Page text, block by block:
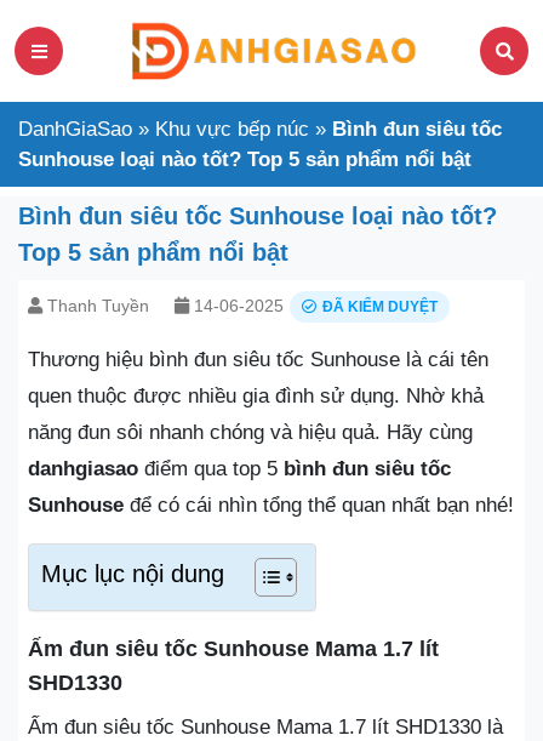
DanhGiaSao » Khu vực bếp núc » Bình đun siêu tốc
Sunhouse loại nào tốt? Top 5 sản phẩm nổi bật
Bình đun siêu tốc Sunhouse loại nào tốt?
Top 5 sản phẩm nổi bật
Thanh Tuyền 14-06-2025 ĐÃ KIỂM DUYỆT
Thương hiệu bình đun siêu tốc Sunhouse là cái tên
quen thuộc được nhiều gia đình sử dụng. Nhờ khả
năng đun sôi nhanh chóng và hiệu quả. Hãy cùng
danhgiasao điểm qua top 5 bình đun siêu tốc
Sunhouse để có cái nhìn tổng thể quan nhất bạn nhé!
Mục lục nội dung
Ấm đun siêu tốc Sunhouse Mama 1.7 lít
SHD1330
Ấm đun siêu tốc Sunhouse Mama 1.7 lít SHD1330 là